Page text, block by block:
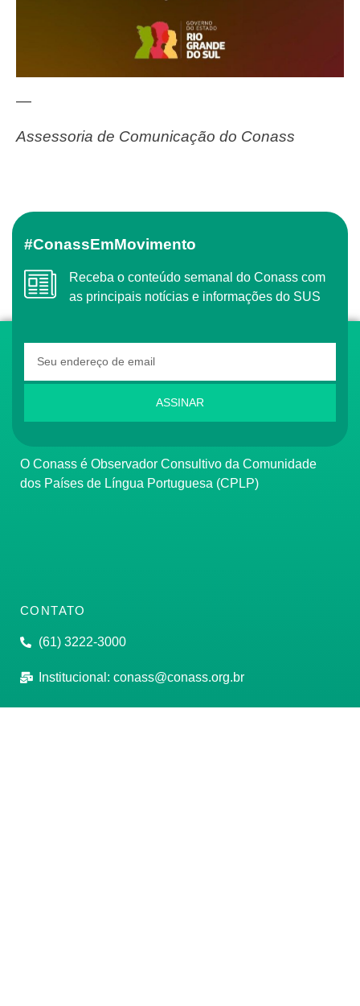
—
Assessoria de Comunicação do Conass
#ConassEmMovimento
Receba o conteúdo semanal do Conass com
as principais notícias e informações do SUS
ASSINAR
O Conass é Observador Consultivo da Comunidade
dos Países de Língua Portuguesa (CPLP)
CONTATO
(61) 3222-3000
Institucional: conass@conass.org.br